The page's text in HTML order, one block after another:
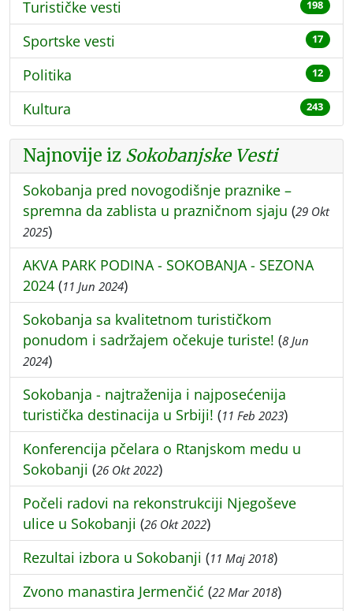
Turističke vesti 198
Sportske vesti 17
Politika 12
Kultura 243
Najnovije iz Sokobanjske Vesti
Sokobanja pred novogodišnje praznike –
spremna da zablista u prazničnom sjaju (29 Okt
2025)
AKVA PARK PODINA - SOKOBANJA - SEZONA
2024 (11 Jun 2024)
Sokobanja sa kvalitetnom turističkom
ponudom i sadržajem očekuje turiste! (8 Jun
2024)
Sokobanja - najtraženija i najposećenija
turistička destinacija u Srbiji! (11 Feb 2023)
Konferencija pčelara o Rtanjskom medu u
Sokobanji (26 Okt 2022)
Počeli radovi na rekonstrukciji Njegoševe
ulice u Sokobanji (26 Okt 2022)
Rezultai izbora u Sokobanji (11 Maj 2018)
Zvono manastira Jermenčić (22 Mar 2018)